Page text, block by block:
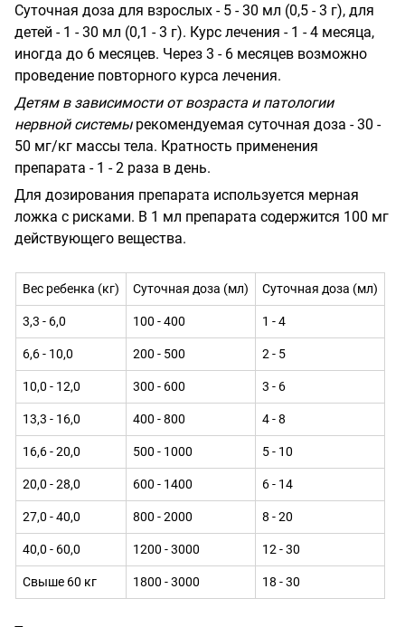
Суточная доза для взрослых - 5 - 30 мл (0,5 - 3 г), для
детей - 1 - 30 мл (0,1 - 3 г). Курс лечения - 1 - 4 месяца,
иногда до 6 месяцев. Через 3 - 6 месяцев возможно
проведение повторного курса лечения.
Детям в зависимости от возраста и патологии
нервной системырекомендуемая суточная доза - 30 -
50 мг/кг массы тела. Кратность применения
препарата - 1 - 2 раза в день.
Для дозирования препарата используется мерная
ложка с рисками. В 1 мл препарата содержится 100 мг
действующего вещества.
Вес ребенка (кг) Суточная доза (мл) Суточная доза (мл)
3,3 - 6,0 100 - 400 1 - 4
6,6 - 10,0 200 - 500 2 - 5
10,0 - 12,0 300 - 600 3 - 6
13,3 - 16,0 400 - 800 4 - 8
16,6 - 20,0 500 - 1000 5 - 10
20,0 - 28,0 600 - 1400 6 - 14
27,0 - 40,0 800 - 2000 8 - 20
40,0 - 60,0 1200 - 3000 12 - 30
Свыше 60 кг 1800 - 3000 18 - 30